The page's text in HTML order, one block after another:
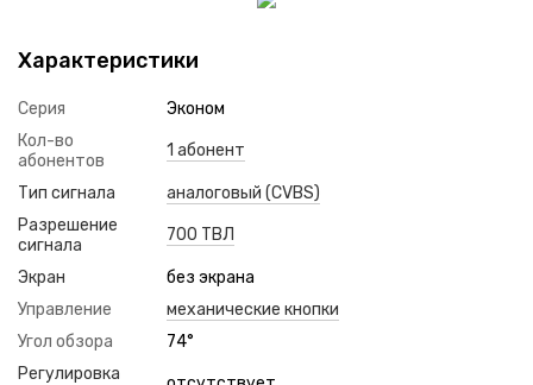
Характеристики
Серия
Эконом
Кол-во
абонентов
1 абонент
Тип сигнала
аналоговый (CVBS)
Разрешение
сигнала
700 ТВЛ
Экран
без экрана
Управление
механические кнопки
Угол обзора
74°
Регулировка